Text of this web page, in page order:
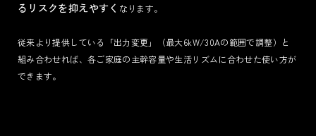
るリスクを抑えやすく なります。
従来より提供している「出力変更」（最大6kW/30Aの範囲で調整）と
組み合わせれば、各ご家庭の主幹容量や生活リズムに合わせた使い方が
できます。